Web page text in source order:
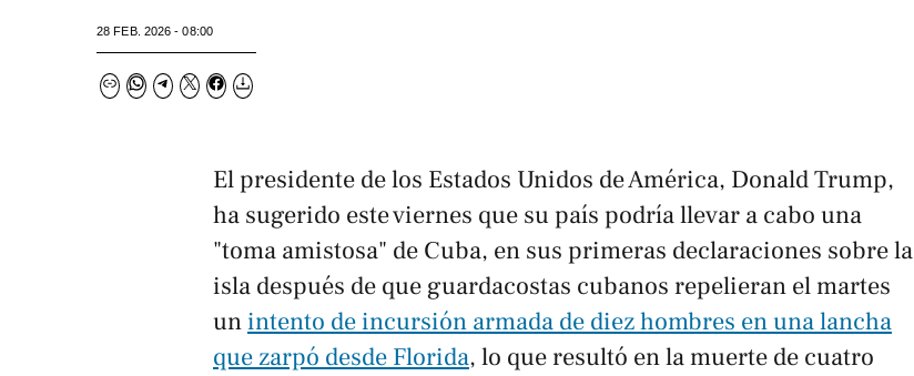
28 FEB. 2026 - 08:00
El presidente de los Estados Unidos de América, Donald Trump,
ha sugerido este viernes que su país podría llevar a cabo una
"toma amistosa" de Cuba, en sus primeras declaraciones sobre la
isla después de que guardacostas cubanos repelieran el martes
unintento de incursión armada de diez hombres en una lancha
que zarpó desde Florida, lo que resultó en la muerte de cuatro